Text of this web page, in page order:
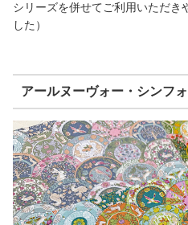
シリーズを併せてご利用いただき
した）
アールヌーヴォー・シンフ